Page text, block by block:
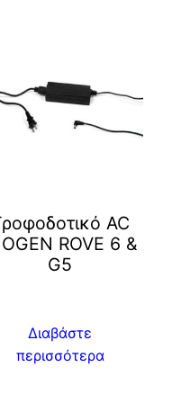
AC
ROVE 6 &
G5
Διαβάστε
περισσότερα